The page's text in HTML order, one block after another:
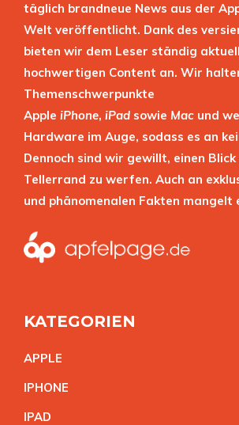
täglich brandneue News aus der
Welt veröffentlicht. Dank des
bieten wir dem Leser ständig
hochwertigen Content an. Wir
Themenschwerpunkte
Apple iPhone, iPad sowie Mac und
Hardware im Auge, sodass es an
Dennoch sind wir gewillt, einen Blick
Tellerrand zu werfen. Auch an
und phänomenalen Fakten mangelt
KATEGORIEN
APPLE
IPHONE
IPAD